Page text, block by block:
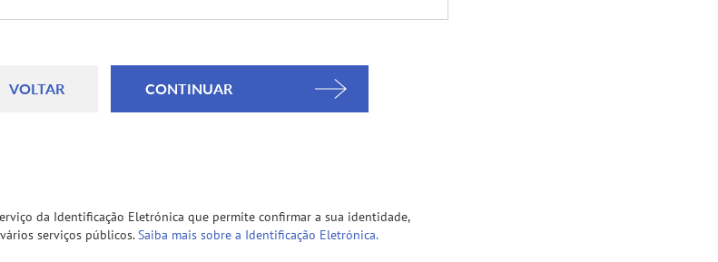
da Identificação Eletrónica que permite confirmar a sua identidade,
serviços públicos.Saiba mais sobre a Identificação Eletrónica.